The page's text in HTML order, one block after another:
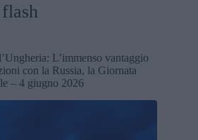
flash
L’immenso vantaggio
con la Russia, la Giornata
– 4 giugno 2026